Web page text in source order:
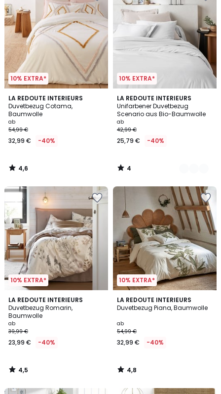
10% EXTRA*
LA REDOUTE INTERIEURS
Duvetbezug Cotama,
Baumwolle
ab
54,99 €
32,99 € -40%
4,6
/ 5
4,6
/
10% EXTRA*
LA REDOUTE INTERIEURS
Unifarbener Duvetbezug
Scenario aus Bio-Baumwolle
ab
42,99 €
25,79 € -40%
4
/
5
9
Farben
4
/
10% EXTRA*
LA REDOUTE INTERIEURS
Duvetbezug Romarin,
Baumwolle
ab
39,99 €
23,99 € -40%
4,5
/ 5
4,5
/
10% EXTRA*
LA REDOUTE INTERIEURS
Duvetbezug Piana, Baumwolle
ab
54,99 €
32,99 € -40%
4,8
/ 5
4,8
/